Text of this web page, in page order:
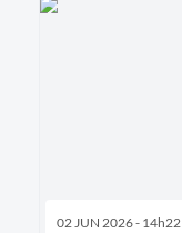
02 JUN 2026 - 14h22